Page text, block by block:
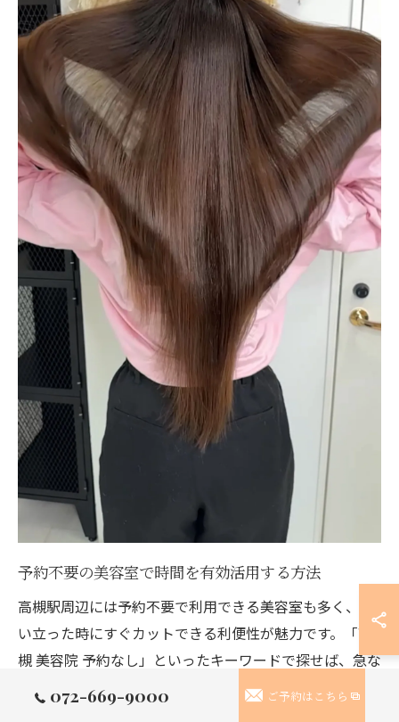
予約不要の美容室で時間を有効活用する方法
高槻駅周辺には予約不要で利用できる美容室も多く、思
い立った時にすぐカットできる利便性が魅力です。「高
槻 美容院 予約なし」といったキーワードで探せば、急な
予定変更や隙間時間の活用に最適な店舗が見つかりま
072-669-9000 ご予約はこちら